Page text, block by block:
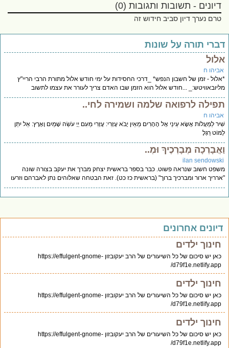
דיונים - תשובות ותגובות (0)
טרם נערך דיון סביב חידוש זה
תורה על שונות
ח
- זמן של חשבון הנפש* _דרכי החסידות על ימי חודש אלול מתורת הרבי הריי"ץ
...חודש אלול הוא הזמן שבו האדם צריך לעורר את עצמו לתשוב
לרפואה שלמה ושמירה לחי..
ח
לַמַּעֲלוֹת אֶשָּׂא עֵינַי אֶל הֶהָרִים מֵאַיִן יָבֹא עֶזְרִי: עֶזְרִי מֵעִם יְיָ עֹשֵׂה שָׁמַיִם וָאָרֶץ: אַל יִתֵּן
רַגְלֶ
מְבָרְכֶיךָ וּמְ..
ilan
חשוב שנראה פשוט. כבר בספר בראשית יצחק מברך את יעקב בצורה שונה
ארור ומברכיך ברוך" (בראשית כז כט). זאת הבטחה שאלוהים נתן לאברהם וזרעו
אחרונים
חינוך ילדים
כאן יש סיכום של כל השיעורים של הרב יעקובזון https://effulgent-gnome-
d79f1e.netlify.app/
חינוך ילדים
כאן יש סיכום של כל השיעורים של הרב יעקובזון https://effulgent-gnome-
d79f1e.netlify.app/
חינוך ילדים
כאן יש סיכום של כל השיעורים של הרב יעקובזון https://effulgent-gnome-
d79f1e.netlify.app/